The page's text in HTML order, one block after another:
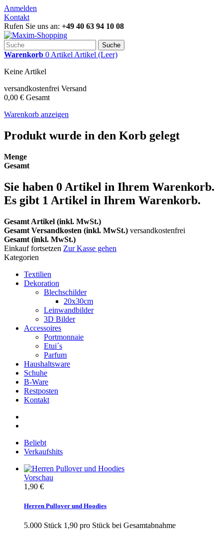
Anmelden
Kontakt
Rufen Sie uns an: +49 40 63 94 10 08
Suche
Warenkorb 0 Artikel Artikel (Leer)
Keine Artikel
versandkostenfrei Versand
0,00 € Gesamt
Warenkorb anzeigen
Produkt wurde in den Korb gelegt
Menge
Gesamt
Sie haben 0 Artikel in Ihrem Warenkorb.
Es gibt 1 Artikel in Ihrem Warenkorb.
Gesamt Artikel (inkl. MwSt.)
Gesamt Versandkosten (inkl. MwSt.) versandkostenfrei
Gesamt (inkl. MwSt.)
Einkauf fortsetzen Zur Kasse gehen
Kategorien
Textilien
Dekoration
Blechschilder
20x30cm
Leinwandbilder
3D Bilder
Accessoires
Portmonnaie
Etui´s
Parfum
Haushaltsware
Schuhe
B-Ware
Restposten
Kontakt
Beliebt
Verkaufshits
Vorschau
1,90 €
Herren Pullover und Hoodies
5.000 Stück 1,90 pro Stück bei Gesamtabnahme